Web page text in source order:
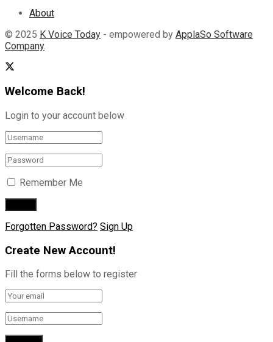
About
© 2025 K Voice Today - empowered by ApplaSo Software
Company
Welcome Back!
Login to your account below
Remember Me
Forgotten Password? Sign Up
Create New Account!
Fill the forms below to register